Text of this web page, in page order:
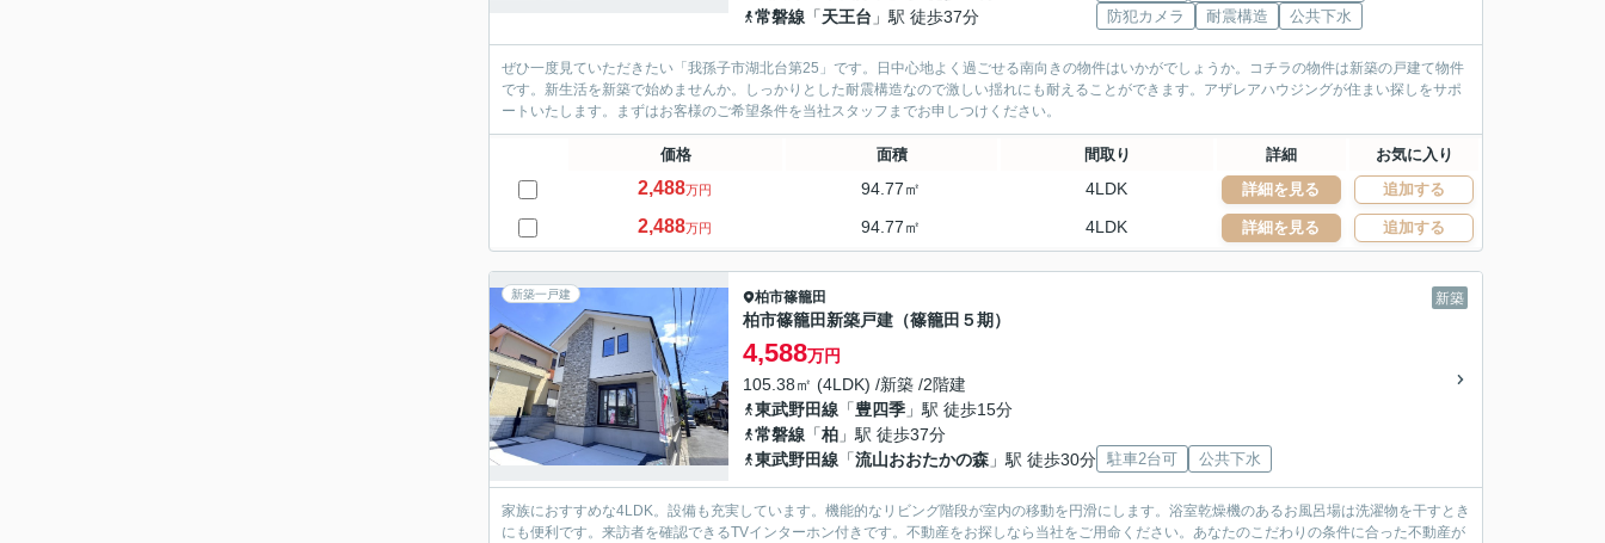
常磐線 「天王台 」駅 徒歩37分
防犯カメラ
耐震構造 公共下水
ぜひ一度見ていただきたい「我孫子市湖北台第25」です。日中心地よく過ごせる南向きの物件はいかがでしょうか。コチラの物件は新築の戸建て物件
です。新生活を新築で始めませんか。しっかりとした耐震構造なので激しい揺れにも耐えることができます。アザレアハウジングが住まい探しをサポ
ートいたします。まずはお客様のご希望条件を当社スタッフまでお申しつけください。
価格 面積 間取り 詳細 お気に入り
2,488万円 94.77㎡ 4LDK 詳細を見る 追加する
2,488万円 94.77㎡ 4LDK 詳細を見る 追加する
新築一戸建 新築
柏市篠籠田
柏市篠籠田新築戸建（篠籠田５期）
4,588万円
105.38㎡ (4LDK) /新築 /2階建
東武野田線 「豊四季 」駅 徒歩15分
常磐線 「柏 」駅 徒歩37分
東武野田線 「流山おおたかの森 」駅 徒歩30分 駐車2台可 公共下水
家族におすすめな4LDK。設備も充実しています。機能的なリビング階段が室内の移動を円滑にします。浴室乾燥機のあるお風呂場は洗濯物を干すとき
にも便利です。来訪者を確認できるTVインターホン付きです。不動産をお探しなら当社をご用命ください。あなたのこだわりの条件に合った不動産が